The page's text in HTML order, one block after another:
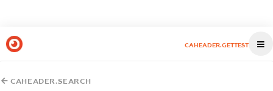
CAHEADER.GETTEST
CAHEADER.SEARCH